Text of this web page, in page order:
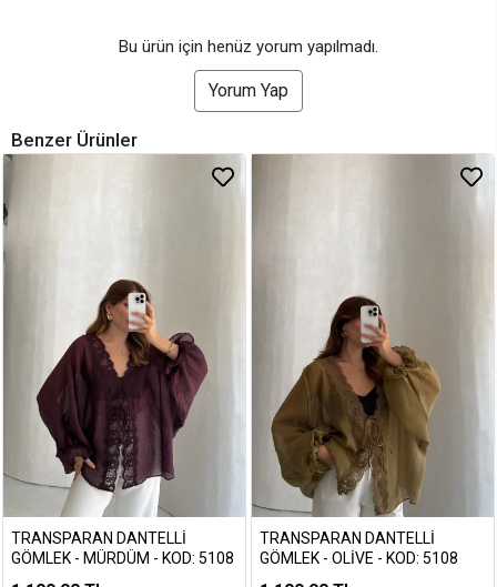
Bu ürün için henüz yorum yapılmadı.
Yorum Yap
Benzer Ürünler
TRANSPARAN DANTELLI
GÖMLEK - MÜRDÜM - KOD: 5108
TRANSPARAN DANTELLI
GÖMLEK - OLIVE - KOD: 5108